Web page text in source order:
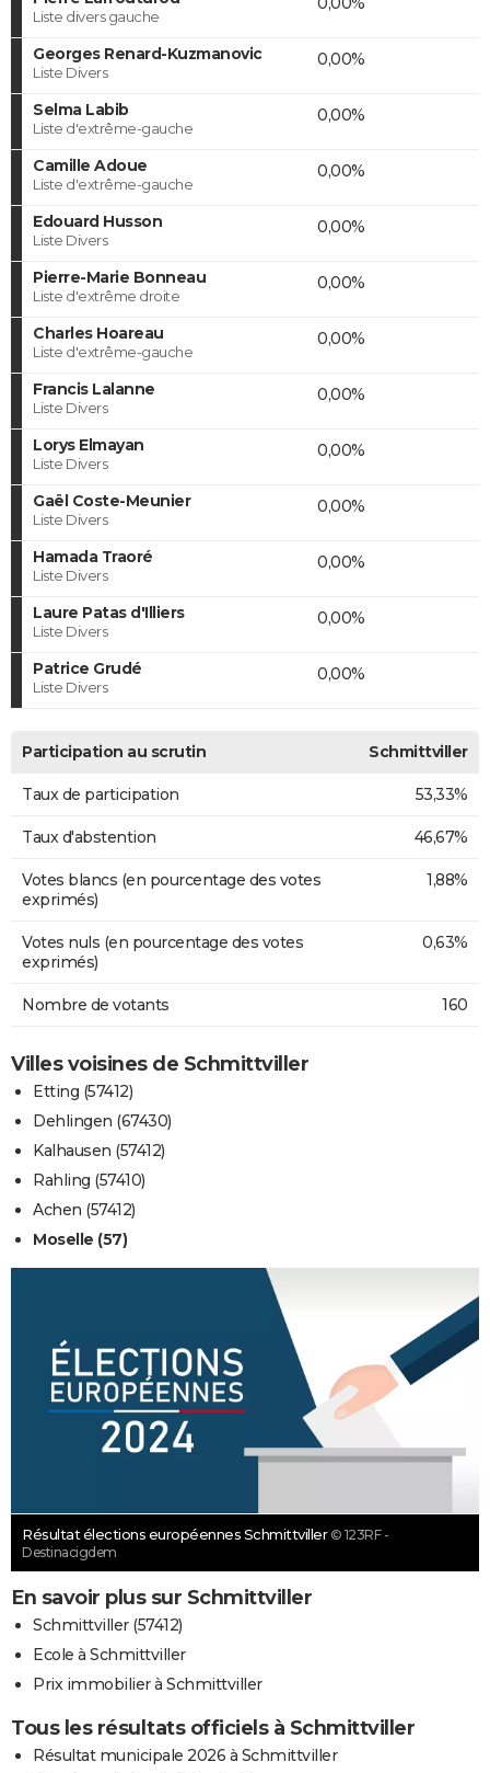
Liste divers gauche
Georges Renard-Kuzmanovic
Liste Divers
0,00%
Selma Labib
Liste d'extrême-gauche
0,00%
Camille Adoue
Liste d'extrême-gauche
0,00%
Edouard Husson
Liste Divers
0,00%
Pierre-Marie Bonneau
Liste d'extrême droite
0,00%
Charles Hoareau
Liste d'extrême-gauche
0,00%
Francis Lalanne
Liste Divers
0,00%
Lorys Elmayan
Liste Divers
0,00%
Gaël Coste-Meunier
Liste Divers
0,00%
Hamada Traoré
Liste Divers
0,00%
Laure Patas d'Illiers
Liste Divers
0,00%
Patrice Grudé
Liste Divers
0,00%
Participation au scrutin Schmittviller
Taux de participation 53,33%
Taux d'abstention 46,67%
Votes blancs (en pourcentage des votes
exprimés)
1,88%
Votes nuls (en pourcentage des votes
exprimés)
0,63%
Nombre de votants 160
Villes voisines de Schmittviller
Etting (57412)
Dehlingen (67430)
Kalhausen (57412)
Rahling (57410)
Achen (57412)
Moselle (57)
Résultat élections européennes Schmittviller © 123RF -
Destinacigdem
En savoir plus sur Schmittviller
Schmittviller (57412)
Ecole à Schmittviller
Prix immobilier à Schmittviller
Tous les résultats officiels à Schmittviller
Résultat municipale 2026 à Schmittviller